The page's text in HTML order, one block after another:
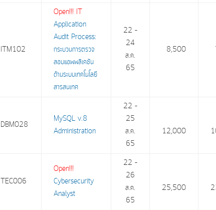
ITM102
Open!!! IT
Application
Audit Process:
กระบวนการตรวจ
สอบแอพพลิเคชัน
ด้านระบบเทคโนโลยี
สารสนเทศ
22 –
24
ส.ค.
65
8,500
DBM028
MySQL v.8
Administration
22 –
25
ส.ค.
65
12,000
TEC006
Open!!!
Cybersecurity
Analyst
22 –
26
ส.ค.
65
25,500